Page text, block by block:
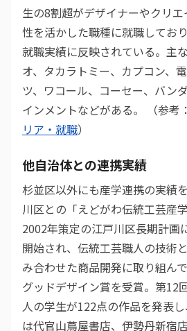
生の8割超がデザイナーやクリ
性を活かした職種に就職してお
就職実績に反映されている。主
オ、タカラトミー、カプコン、
ツ、ワコール、コーセー、バン
インメントなどがある。 （参考：
リア・就職）
他自治体との連携実績
杉並区以外にも産学連携の実績
川区との「えどがわ伝統工芸産
2002年策定の江戸川区長期計画
開始され、伝統工芸職人の技術
み合わせた商品開発に取り組ん
グッドデザイン賞を受賞。第12
人の学生が122点の作品を発表
は代官山蔦屋書店、伊勢丹新宿